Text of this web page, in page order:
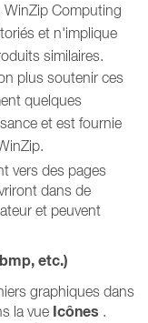
Computing
et n'implique
similaires.
plus soutenir ces
quelques
et est fournie
vers des pages
dans de
et peuvent
etc.)
graphiques dans
la vue Icônes .